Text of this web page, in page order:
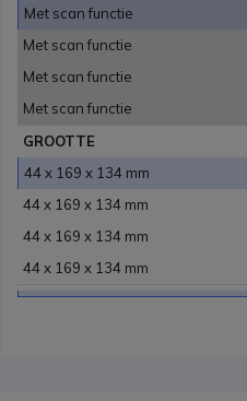
Met scan functie
Met scan functie
Met scan functie
Met scan functie
GROOTTE
44 x 169 x 134 mm
44 x 169 x 134 mm
44 x 169 x 134 mm
44 x 169 x 134 mm